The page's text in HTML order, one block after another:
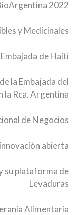
2022
y Medicinales
de Haití
la Embajada del
la Rca. Argentina
de Negocios
abierta
su plataforma de
Levaduras
Alimentaria